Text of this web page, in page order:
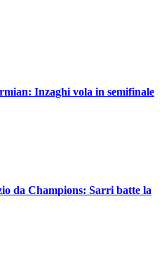
Inzaghi vola in semifinale
da Champions: Sarri batte la